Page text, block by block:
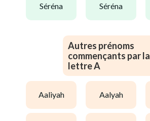
séréna séréna
Autres prénoms
commençants par la
lettre A
aaliyah aalyah